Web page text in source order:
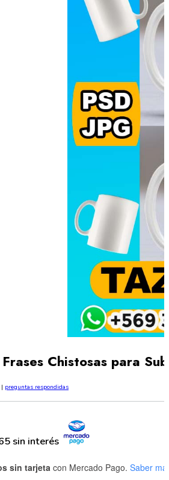
Chistosas para
| preguntas respondidas
sin interés
sin tarjetacon Mercado Pago. Saber